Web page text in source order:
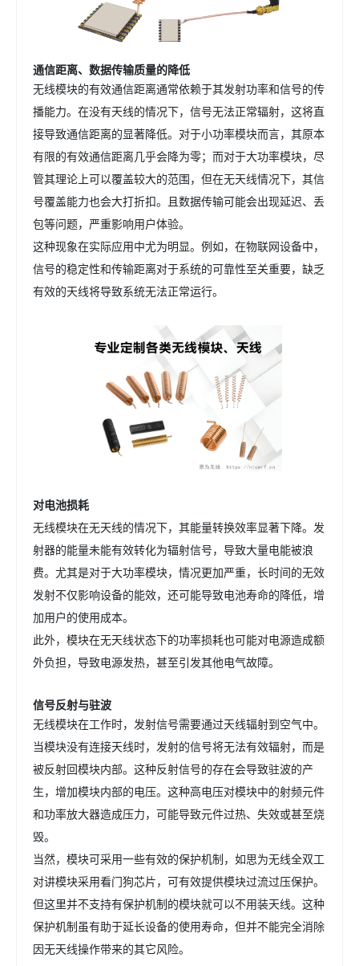
通信距离、数据传输质量的降低
无线模块的有效通信距离通常依赖于其发射功率和信号的传
播能力。在没有天线的情况下，信号无法正常辐射，这将直
接导致通信距离的显著降低。对于小功率模块而言，其原本
有限的有效通信距离几乎会降为零；而对于大功率模块，尽
管其理论上可以覆盖较大的范围，但在无天线情况下，其信
号覆盖能力也会大打折扣。且数据传输可能会出现延迟、丢
包等问题，严重影响用户体验。
这种现象在实际应用中尤为明显。例如，在物联网设备中，
信号的稳定性和传输距离对于系统的可靠性至关重要，缺乏
有效的天线将导致系统无法正常运行。
对电池损耗
无线模块在无天线的情况下，其能量转换效率显著下降。发
射器的能量未能有效转化为辐射信号，导致大量电能被浪
费。尤其是对于大功率模块，情况更加严重，长时间的无效
发射不仅影响设备的能效，还可能导致电池寿命的降低，增
加用户的使用成本。
此外，模块在无天线状态下的功率损耗也可能对电源造成额
外负担，导致电源发热，甚至引发其他电气故障。
信号反射与驻波
无线模块在工作时，发射信号需要通过天线辐射到空气中。
当模块没有连接天线时，发射的信号将无法有效辐射，而是
被反射回模块内部。这种反射信号的存在会导致驻波的产
生，增加模块内部的电压。这种高电压对模块中的射频元件
和功率放大器造成压力，可能导致元件过热、失效或甚至烧
毁。
当然，模块可采用一些有效的保护机制，如思为无线全双工
对讲模块采用看门狗芯片，可有效提供模块过流过压保护。
但这里并不支持有保护机制的模块就可以不用装天线。这种
保护机制虽有助于延长设备的使用寿命，但并不能完全消除
因无天线操作带来的其它风险。